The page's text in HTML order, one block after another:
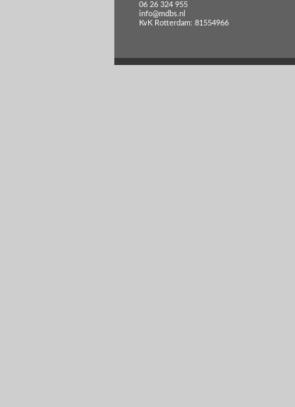
06 26 324 955
info@mdbs.nl
KvK Rotterdam: 81554966